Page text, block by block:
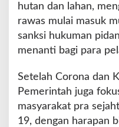
hutan dan lahan,
rawas mulai masuk
sanksi hukuman
menanti bagi para
Setelah Corona dan
Pemerintah juga
masyarakat pra
19, dengan harapan